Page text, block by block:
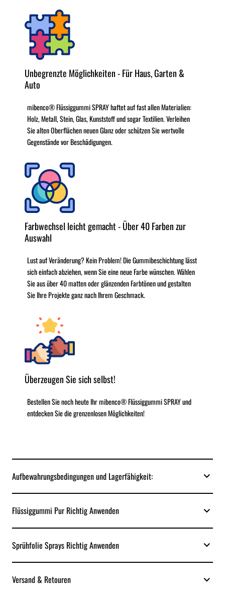
Unbegrenzte Möglichkeiten - Für Haus, Garten &
Auto
mibenco® Flüssiggummi SPRAY haftet auf fast allen Materialien:
Holz, Metall, Stein, Glas, Kunststoff und sogar Textilien. Verleihen
Sie alten Oberflächen neuen Glanz oder schützen Sie wertvolle
Gegenstände vor Beschädigungen.
Farbwechsel leicht gemacht - Über 40 Farben zur
Auswahl
Lust auf Veränderung? Kein Problem! Die Gummibeschichtung lässt
sich einfach abziehen, wenn Sie eine neue Farbe wünschen. Wählen
Sie aus über 40 matten oder glänzenden Farbtönen und gestalten
Sie Ihre Projekte ganz nach Ihrem Geschmack.
Überzeugen Sie sich selbst!
Bestellen Sie noch heute Ihr mibenco® Flüssiggummi SPRAY und
entdecken Sie die grenzenlosen Möglichkeiten!
Aufbewahrungsbedingungen und Lagerfähigkeit:
Flüssiggummi Pur Richtig Anwenden
Sprühfolie Sprays Richtig Anwenden
Versand & Retouren